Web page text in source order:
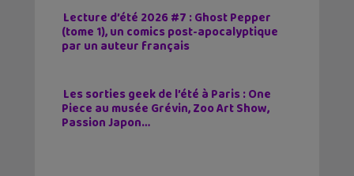
Lecture d’été 2026 #7 : Ghost Pepper
(tome 1), un comics post-apocalyptique
par un auteur français
Les sorties geek de l’été à Paris : One
Piece au musée Grévin, Zoo Art Show,
Passion Japon…